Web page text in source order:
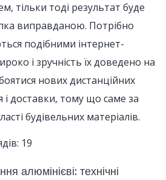
тільки тоді результат буде
виправданою. Потрібно
подібними інтернет-
і зручність їх доведено на
нових дистанційних
і доставки, тому що саме за
будівельних матеріалів.
19
алюмінієві: технічні